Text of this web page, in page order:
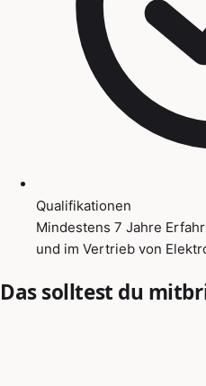
Qualifikationen
Mindestens 7 Jahre
und im Vertrieb von
Das solltest du